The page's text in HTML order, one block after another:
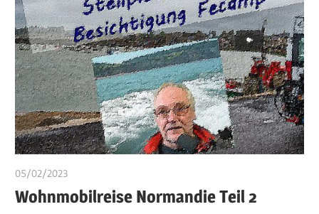
05/02/2023
Wohnmobilreise Normandie Teil 2